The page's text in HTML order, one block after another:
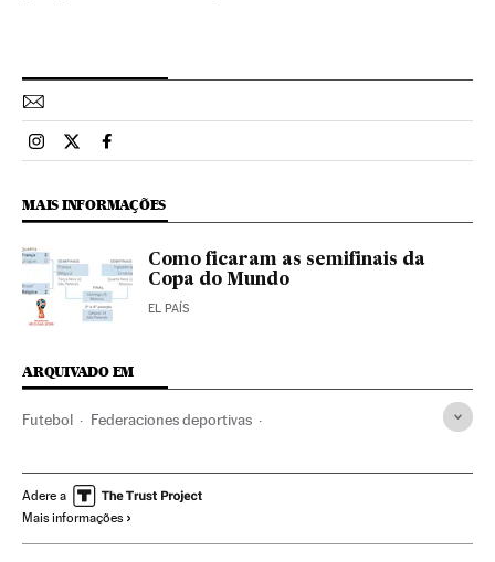
Esportes El País Brasil en Instagram
Esportes El País Brasil en Twitter
Esportes El País Brasil en Facebook
MAIS INFORMAÇÕES
Como ficaram as semifinais da
Copa do Mundo
EL PAÍS
ARQUIVADO EM
Futebol Federaciones deportivas
Copa do Mundo 2018 RFEF
Seleções esportivas
Adere a
Mais informações